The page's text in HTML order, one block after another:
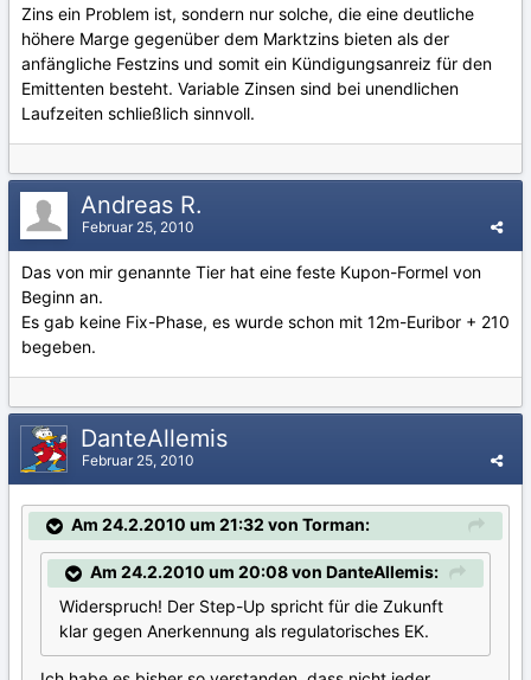
Zins ein Problem ist, sondern nur solche, die eine deutliche
höhere Marge gegenüber dem Marktzins bieten als der
anfängliche Festzins und somit ein Kündigungsanreiz für den
Emittenten besteht. Variable Zinsen sind bei unendlichen
Laufzeiten schließlich sinnvoll.
Andreas R.
Februar 25, 2010
Das von mir genannte Tier hat eine feste Kupon-Formel von
Beginn an.
Es gab keine Fix-Phase, es wurde schon mit 12m-Euribor + 210
begeben.
DanteAllemis
Februar 25, 2010
Am 24.2.2010 um 21:32 von Torman:
Am 24.2.2010 um 20:08 von DanteAllemis:
Widerspruch! Der Step-Up spricht für die Zukunft
klar gegen Anerkennung als regulatorisches EK.